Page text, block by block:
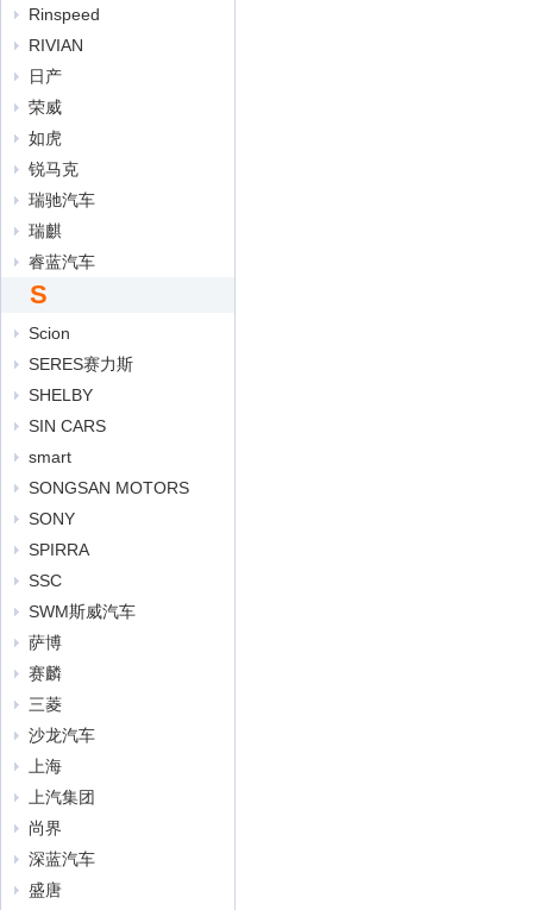
Rinspeed
RIVIAN
日产
荣威
如虎
锐马克
瑞驰汽车
瑞麒
睿蓝汽车
S
Scion
SERES赛力斯
SHELBY
SIN CARS
smart
SONGSAN MOTORS
SONY
SPIRRA
SSC
SWM斯威汽车
萨博
赛麟
三菱
沙龙汽车
上海
上汽集团
尚界
深蓝汽车
盛唐